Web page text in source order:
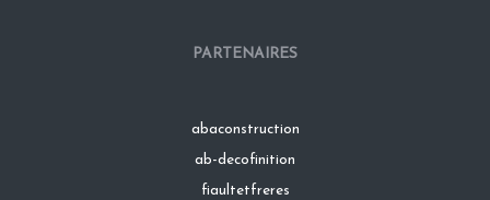
PARTENAIRES
abaconstruction
ab-decofinition
fiaultetfreres